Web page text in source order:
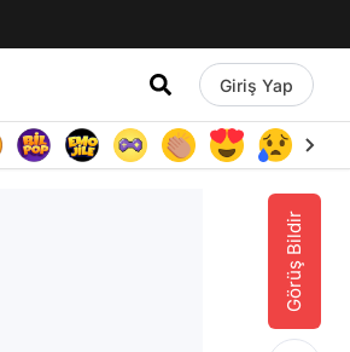
Giriş Yap
Görüş Bildir